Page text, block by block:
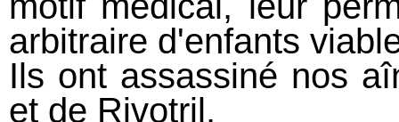
arbitraire d'enfants
Ils ont assassiné nos
et de Rivotril,